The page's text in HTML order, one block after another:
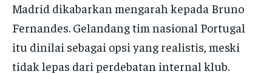
Madrid dikabarkan mengarah kepada Bruno
Fernandes. Gelandang tim nasional Portugal
itu dinilai sebagai opsi yang realistis, meski
tidak lepas dari perdebatan internal klub.